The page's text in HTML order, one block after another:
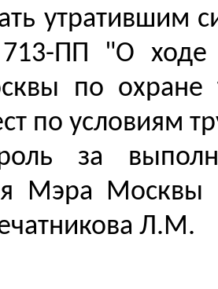
утратившим
713-ПП "О
по охране
по условиям
за
Мэра Москвы
Л.М.